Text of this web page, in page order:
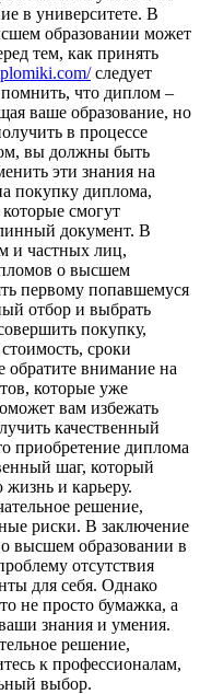
в университете. В
образовании может
тем, как принять
следует
что диплом –
ваше образование, но
в процессе
вы должны быть
эти знания на
покупку диплома,
смогут
документ. В
и частных лиц,
о высшем
первому попавшемуся
отбор и выбрать
покупку,
сроки
внимание на
которые уже
вам избежать
качественный
приобретение диплома
шаг, который
и карьеру.
решение,
риски. В заключение
высшем образовании в
отсутствия
для себя. Однако
не просто бумажка, а
знания и умения.
решение,
к профессионалам,
выбор.